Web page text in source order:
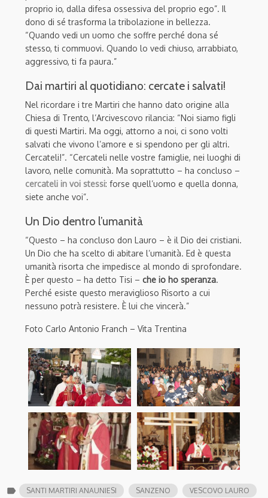
proprio io, dalla difesa ossessiva del proprio ego”. Il
dono di sé trasforma la tribolazione in bellezza.
“Quando vedi un uomo che soffre perché dona sé
stesso, ti commuovi. Quando lo vedi chiuso, arrabbiato,
aggressivo, ti fa paura.”
Dai martiri al quotidiano: cercate i salvati!
Nel ricordare i tre Martiri che hanno dato origine alla
Chiesa di Trento, l’Arcivescovo rilancia: “Noi siamo figli
di questi Martiri. Ma oggi, attorno a noi, ci sono volti
salvati che vivono l’amore e si spendono per gli altri.
Cercateli!”. “Cercateli nelle vostre famiglie, nei luoghi di
lavoro, nelle comunità. Ma soprattutto – ha concluso –
cercateli in voi stessi: forse quell’uomo e quella donna,
siete anche voi”.
Un Dio dentro l’umanità
“Questo – ha concluso don Lauro – è il Dio dei cristiani.
Un Dio che ha scelto di abitare l’umanità. Ed è questa
umanità risorta che impedisce al mondo di sprofondare.
È per questo – ha detto Tisi – che io ho speranza.
Perché esiste questo meraviglioso Risorto a cui
nessuno potrà resistere. È lui che vincerà.”
Foto Carlo Antonio Franch – Vita Trentina
label SANTI MARTIRI ANAUNIESI SANZENO VESCOVO LAURO